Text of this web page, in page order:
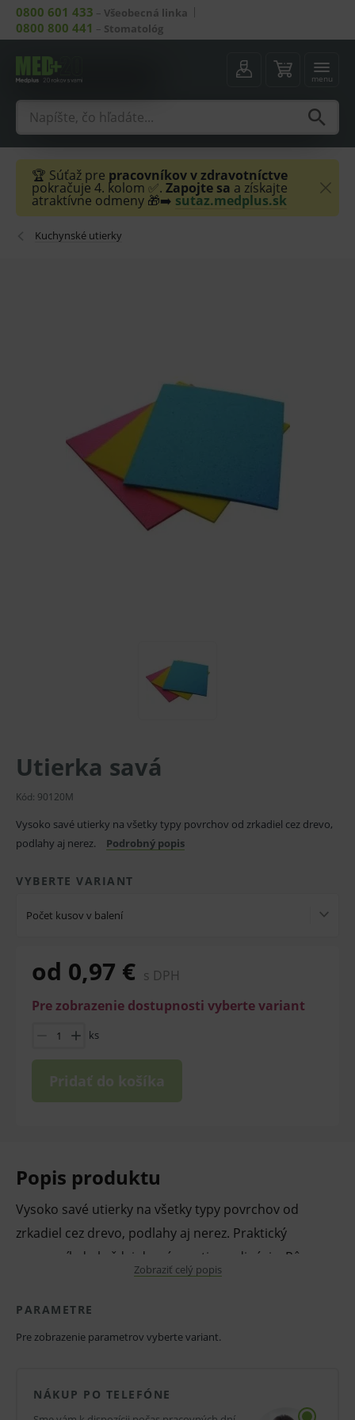
0800 601 433 – Všeobecná linka
0800 800 441 – Stomatológ
menu
🏆 Súťaž pre pracovníkov v zdravotníctve
pokračuje 4. kolom ✅. Zapojte sa a získajte
atraktívne odmeny 🎁➡️ sutaz.medplus.sk
Kuchynské utierky
Utierka savá
Kód: 90120M
Vysoko savé utierky na všetky typy povrchov od zrkadiel cez drevo,
podlahy aj nerez.
Podrobný popis
VYBERTE VARIANT
Počet kusov v balení
od 0,97 € s DPH
Pre zobrazenie dostupnosti vyberte variant
ks
Pridať do košíka
Popis produktu
Vysoko savé utierky na všetky typy povrchov od
zrkadiel cez drevo, podlahy aj nerez. Praktický
pomocník do každej domácnosti a ordinácie. Rôzne
farby. Rozmer 210 x 160 mm.
Balenie:
Predaj po celom balení.
Zobraziť celý popis
PARAMETRE
Pre zobrazenie parametrov vyberte variant.
NÁKUP PO TELEFÓNE